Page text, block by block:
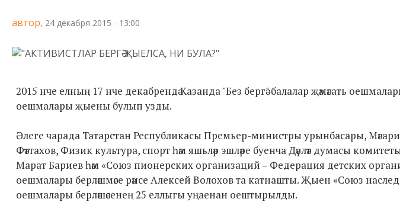
автор, 24 декабря 2015 - 13:00
2015 нче елның 17 нче декабрендә Казанда "Без бергә" балалар җәмәгать
оешмалары җыены булып узды.
Әлеге чарада Татарстан Республикасы Премьер-министры урынбасары,
Фәттахов, Физик культура, спорт һәм яшьләр эшләре буенча Дәүләт думасы
Марат Бариев һәм «Союз пионерских организаций – Федерация детских
оешмалары берләшмәсе рәисе Алексей Волохов та катнашты. Җыен «Союз
оешмалары берләшәсенең 25 еллыгы уңаенан оештырылды.